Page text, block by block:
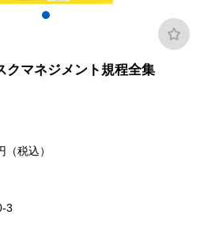
クマネジメント規程全集
税込）
3